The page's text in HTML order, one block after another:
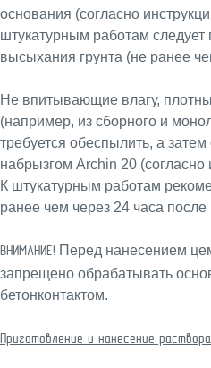
основания (согласно
штукатурным работам следует
высыхания грунта (не ранее
Не впитывающие влагу,
(например, из сборного и
требуется обеспылить, а
набрызгом Archin 20
К штукатурным работам
ранее чем через 24 часа
ВНИМАНИЕ! Перед нанесением
запрещено обрабатывать
бетонконтактом.
Приготовление и нанесение раствора